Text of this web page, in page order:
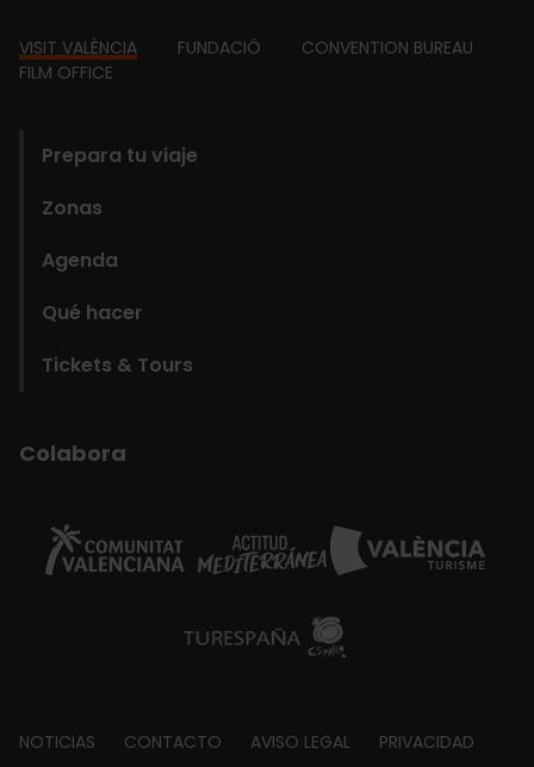
Footer
VISIT VALÈNCIA FUNDACIÓ
CONVENTION BUREAU
FILM OFFICE
Prepara tu viaje
Zonas
Agenda
Qué hacer
Tickets & Tours
Colabora
Footer
NOTICIAS CONTACTO AVISO LEGAL PRIVACIDAD